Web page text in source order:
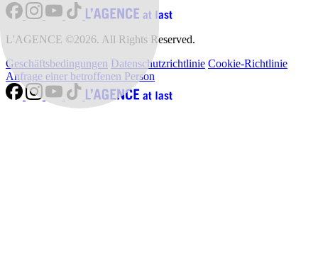
L'AGENCE ©2026. All Rights Reserved.
Geschäftsbedingungen Datenschutzrichtlinie Cookie-Richtlinie
Anfrage einer betroffenen Person